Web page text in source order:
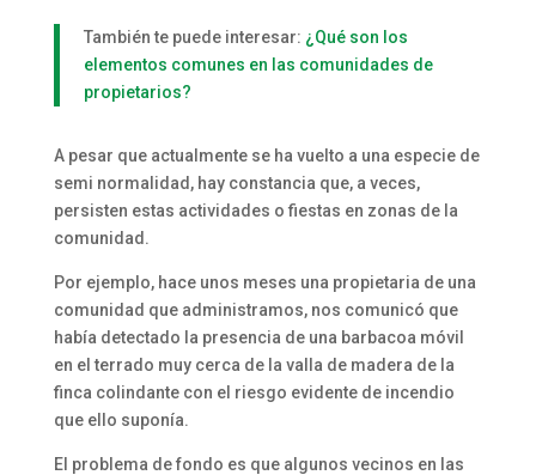
También te puede interesar: ¿Qué son los
elementos comunes en las comunidades de
propietarios?
A pesar que actualmente se ha vuelto a una especie de
semi normalidad, hay constancia que, a veces,
persisten estas actividades o fiestas en zonas de la
comunidad.
Por ejemplo, hace unos meses una propietaria de una
comunidad que administramos, nos comunicó que
había detectado la presencia de una barbacoa móvil
en el terrado muy cerca de la valla de madera de la
finca colindante con el riesgo evidente de incendio
que ello suponía.
El problema de fondo es que algunos vecinos en las